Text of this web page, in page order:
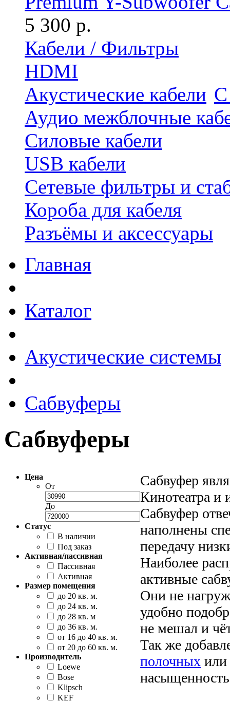
5 300 р.
Кабели / Фильтры
HDMI
Акустические кабели С
Аудио межблочные
Силовые кабели
USB кабели
Сетевые фильтры и
Короба для кабеля
Разъёмы и аксессуары
Главная
Каталог
Акустические системы
Сабвуферы
Сабвуферы
Цена
От
До
Статус
В наличии
Под заказ
Активная/пассивная
Пассивная
Активная
Размер помещения
до 20 кв. м.
до 24 кв. м.
до 28 кв. м
до 36 кв. м.
от 16 до 40 кв. м.
от 20 до 60 кв. м.
Производитель
Loewe
Bose
Klipsch
KEF
Сабвуфер
Кинотеатра и
Сабвуфер
наполнены
передачу
Наиболее
активные
Они не
удобно
не мешал и
Так же
полочных или